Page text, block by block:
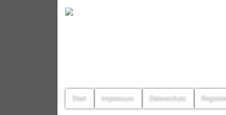
Start Impressum Datenschutz